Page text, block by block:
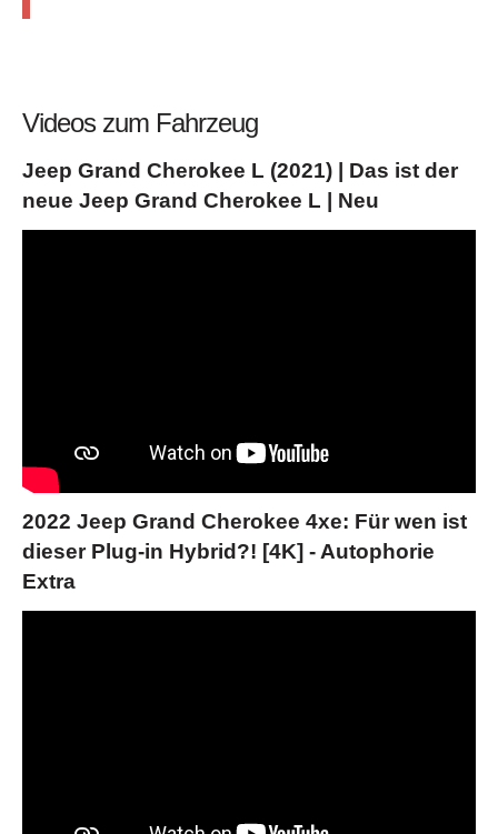
Videos zum Fahrzeug
Jeep Grand Cherokee L (2021) | Das ist der
neue Jeep Grand Cherokee L | Neu
2022 Jeep Grand Cherokee 4xe: Für wen ist
dieser Plug-in Hybrid?! [4K] - Autophorie
Extra